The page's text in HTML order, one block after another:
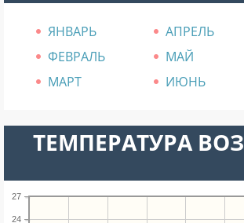
ЯНВАРЬ АПРЕЛЬ
ФЕВРАЛЬ
МАЙ
МАРТ
ИЮНЬ
ТЕМПЕРАТУРА
24
27